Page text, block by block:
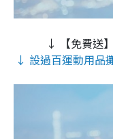
↓ 【免費送
↓ 設過百運動用品